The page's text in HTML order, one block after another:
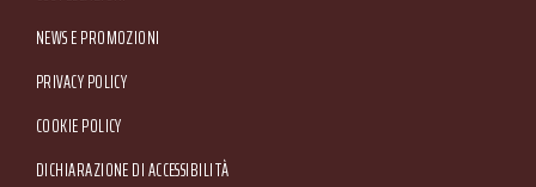
NEWS E PROMOZIONI
Footer Service Menu
PRIVACY POLICY
COOKIE POLICY
DICHIARAZIONE DI ACCESSIBILITÀ